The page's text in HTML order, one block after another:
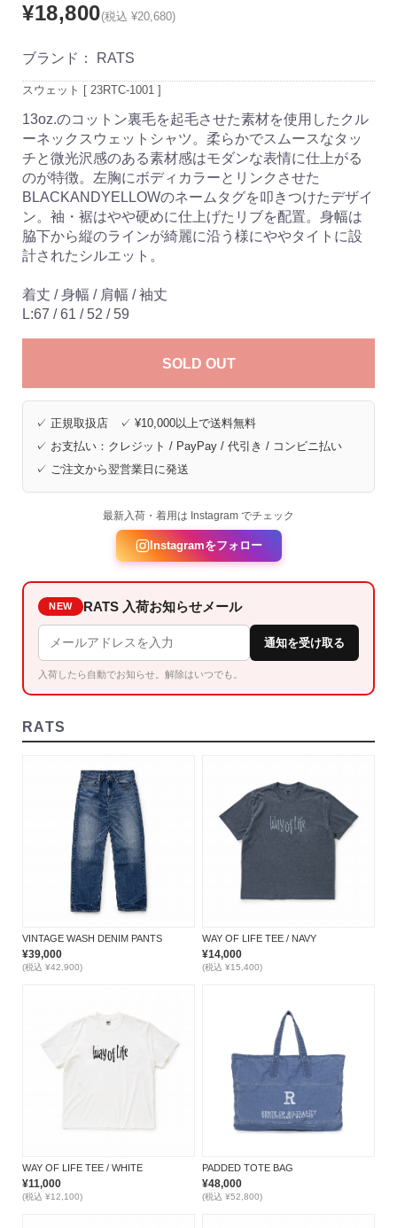
¥18,800(税込 ¥20,680)
ブランド： RATS
スウェット [ 23RTC-1001 ]
13oz.のコットン裏毛を起毛させた素材を使用したクル
ーネックスウェットシャツ。柔らかでスムースなタッ
チと微光沢感のある素材感はモダンな表情に仕上がる
のが特徴。左胸にボディカラーとリンクさせた
BLACKANDYELLOWのネームタグを叩きつけたデザイ
ン。袖・裾はやや硬めに仕上げたリブを配置。身幅は
脇下から縦のラインが綺麗に沿う様にややタイトに設
計されたシルエット。
着丈 / 身幅 / 肩幅 / 袖丈
L:67 / 61 / 52 / 59
SOLD OUT
✓ 正規取扱店 ✓ ¥10,000以上で送料無料
✓ お支払い：クレジット / PayPay / 代引き / コンビニ払い
✓ ご注文から翌営業日に発送
最新入荷・着用は Instagram でチェック
Instagramをフォロー
NEW RATS 入荷お知らせメール
通知を受け取る
入荷したら自動でお知らせ。解除はいつでも。
RATS
VINTAGE WASH DENIM PANTS
¥39,000
(税込 ¥42,900)
WAY OF LIFE TEE / NAVY
¥14,000
(税込 ¥15,400)
WAY OF LIFE TEE / WHITE
¥11,000
(税込 ¥12,100)
PADDED TOTE BAG
¥48,000
(税込 ¥52,800)